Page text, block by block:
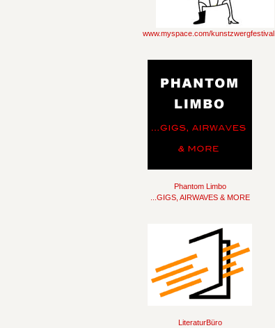
www.myspace.com/kunstzwergfestival
Phantom Limbo
...GIGS, AIRWAVES & MORE
LiteraturBüro